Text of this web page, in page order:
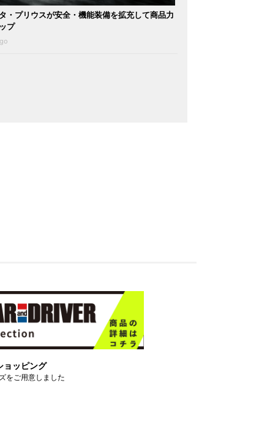
・プリウスが安全・機能装備を拡充して商品力
プ
ョッピング
をご用意しました